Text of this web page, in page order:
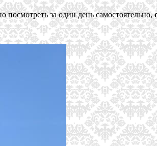
посмотреть за один день самостоятельно,